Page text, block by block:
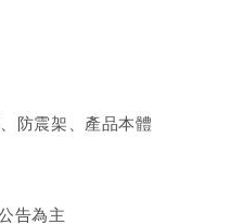
防震架、產品本體
告為主